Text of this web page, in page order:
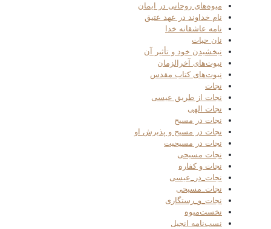
میوه‌های روحانی در ایمان
نام خداوند در عهد عتیق
نامه عاشقانه خدا
نان حیات
نبخشیدن خود و تأثیر آن
نبوت‌های آخرالزمان
نبوت‌های کتاب مقدس
نجات
نجات از طریق عیسی
نجات الهی
نجات در مسیح
نجات در مسیح و پذیرش او
نجات در مسیحیت
نجات مسیحی
نجات و کفاره
نجات_در_عیسی
نجات_مسیحی
نجات_و_رستگاری
نخست‌میوه
نسب‌نامه انجیل